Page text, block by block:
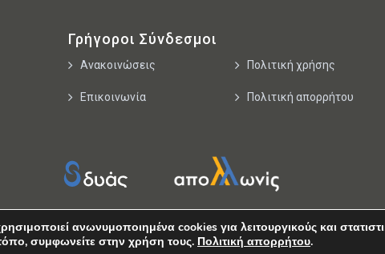
Γρήγοροι Σύνδεσμοι
Ανακοινώσεις
Επικοινωνία
Πολιτική χρήσης
Πολιτική απορρήτου
ανωνυμοποιημένα cookies για λειτουργικούς και
συμφωνείτε στην χρήση τους. Πολιτική απορρήτου.